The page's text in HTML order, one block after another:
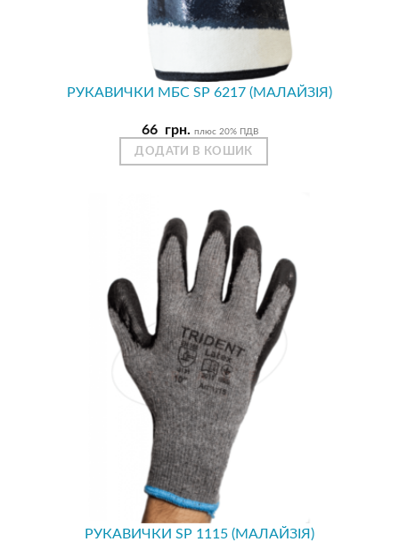
РУКАВИЧКИ МБС SP 6217 (МАЛАЙЗІЯ)
66 грн. плюс 20% ПДВ
ДОДАТИ В КОШИК
РУКАВИЧКИ SP 1115 (МАЛАЙЗІЯ)